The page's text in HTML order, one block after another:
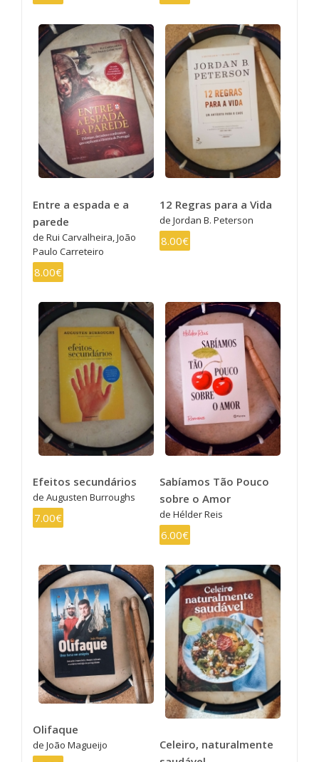
Entre a espada e a
parede
de Rui Carvalheira, João
Paulo Carreteiro
8.00€
12 Regras para a Vida
de Jordan B. Peterson
8.00€
Efeitos secundários
de Augusten Burroughs
7.00€
Sabíamos Tão Pouco
sobre o Amor
de Hélder Reis
6.00€
Olifaque
de João Magueijo
Celeiro, naturalmente